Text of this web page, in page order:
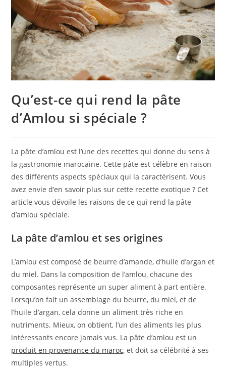
Qu’est-ce qui rend la pâte
d’Amlou si spéciale ?
La pâte d’amlou est l’une des recettes qui donne du sens à
la gastronomie marocaine. Cette pâte est célèbre en raison
des différents aspects spéciaux qui la caractérisent. Vous
avez envie d’en savoir plus sur cette recette exotique ? Cet
article vous dévoile les raisons de ce qui rend la pâte
d’amlou spéciale.
La pâte d’amlou et ses origines
L’amlou est composé de beurre d’amande, d’huile d’argan et
du miel. Dans la composition de l’amlou, chacune des
composantes représente un super aliment à part entière.
Lorsqu’on fait un assemblage du beurre, du miel, et de
l’huile d’argan, cela donne un aliment très riche en
nutriments. Mieux, on obtient, l’un des aliments les plus
intéressants encore jamais vus. La pâte d’amlou est un
produit en provenance du maroc, et doit sa célébrité à ses
multiples vertus.